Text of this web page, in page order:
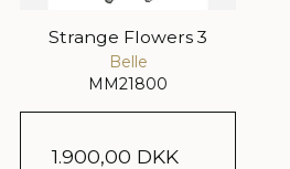
Strange Flowers 3
Belle
MM21800
1.900,00 DKK